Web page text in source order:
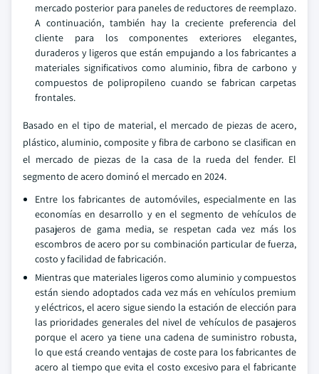
mercado posterior para paneles de reductores de reemplazo.
A continuación, también hay la creciente preferencia del
cliente para los componentes exteriores elegantes,
duraderos y ligeros que están empujando a los fabricantes a
materiales significativos como aluminio, fibra de carbono y
compuestos de polipropileno cuando se fabrican carpetas
frontales.
Basado en el tipo de material, el mercado de piezas de acero,
plástico, aluminio, composite y fibra de carbono se clasifican en
el mercado de piezas de la casa de la rueda del fender. El
segmento de acero dominó el mercado en 2024.
Entre los fabricantes de automóviles, especialmente en las
economías en desarrollo y en el segmento de vehículos de
pasajeros de gama media, se respetan cada vez más los
escombros de acero por su combinación particular de fuerza,
costo y facilidad de fabricación.
Mientras que materiales ligeros como aluminio y compuestos
están siendo adoptados cada vez más en vehículos premium
y eléctricos, el acero sigue siendo la estación de elección para
las prioridades generales del nivel de vehículos de pasajeros
porque el acero ya tiene una cadena de suministro robusta,
lo que está creando ventajas de coste para los fabricantes de
acero al tiempo que evita el costo excesivo para el fabricante